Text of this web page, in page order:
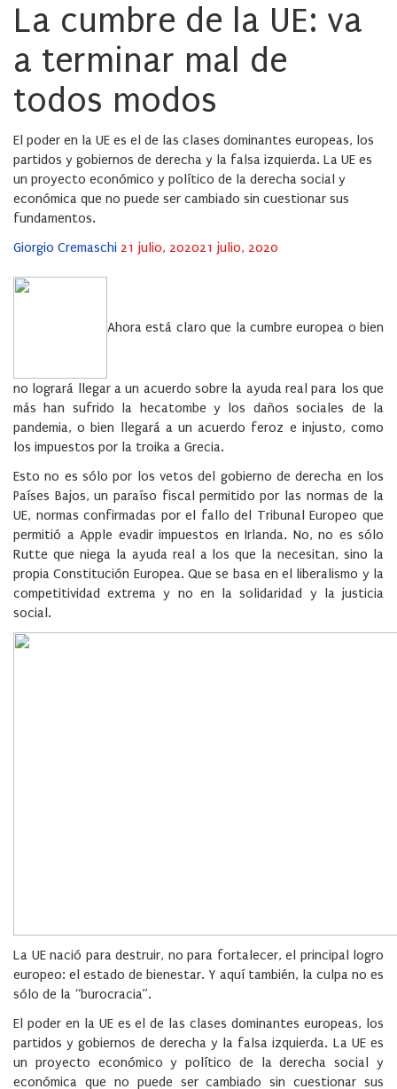
La cumbre de la UE: va
a terminar mal de
todos modos
El poder en la UE es el de las clases dominantes europeas, los
partidos y gobiernos de derecha y la falsa izquierda. La UE es
un proyecto económico y político de la derecha social y
económica que no puede ser cambiado sin cuestionar sus
fundamentos.
Giorgio Cremaschi Posted
21 julio, 202021 julio, 2020
Ahora está claro que la cumbre europea o bien
no logrará llegar a un acuerdo sobre la ayuda real para los que
más han sufrido la hecatombe y los daños sociales de la
pandemia, o bien llegará a un acuerdo feroz e injusto, como
los impuestos por la troika a Grecia.
Esto no es sólo por los vetos del gobierno de derecha en los
Países Bajos, un paraíso fiscal permitido por las normas de la
UE, normas confirmadas por el fallo del Tribunal Europeo que
permitió a Apple evadir impuestos en Irlanda. No, no es sólo
Rutte que niega la ayuda real a los que la necesitan, sino la
propia Constitución Europea. Que se basa en el liberalismo y la
competitividad extrema y no en la solidaridad y la justicia
social.
La UE nació para destruir, no para fortalecer, el principal logro
europeo: el estado de bienestar. Y aquí también, la culpa no es
sólo de la “burocracia”.
El poder en la UE es el de las clases dominantes europeas, los
partidos y gobiernos de derecha y la falsa izquierda. La UE es
un proyecto económico y político de la derecha social y
económica que no puede ser cambiado sin cuestionar sus